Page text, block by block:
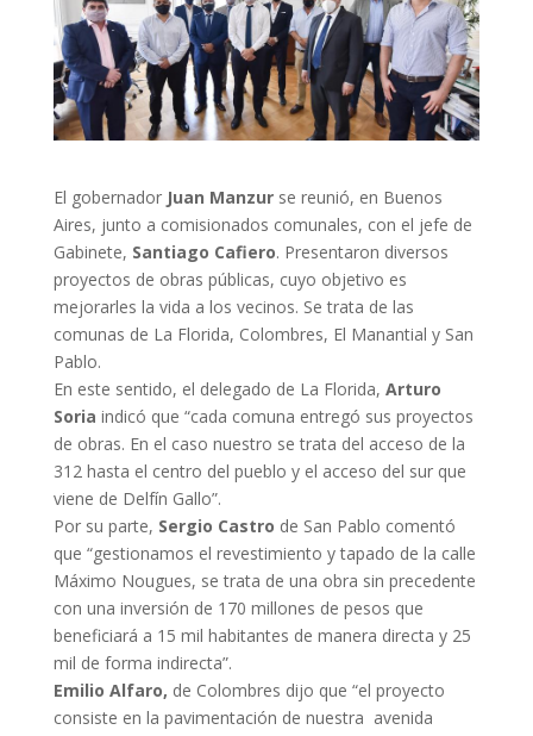
El gobernador Juan Manzur se reunió, en Buenos
Aires, junto a comisionados comunales, con el jefe de
Gabinete, Santiago Cafiero. Presentaron diversos
proyectos de obras públicas, cuyo objetivo es
mejorarles la vida a los vecinos. Se trata de las
comunas de La Florida, Colombres, El Manantial y San
Pablo.
En este sentido, el delegado de La Florida, Arturo
Soria indicó que “cada comuna entregó sus proyectos
de obras. En el caso nuestro se trata del acceso de la
312 hasta el centro del pueblo y el acceso del sur que
viene de Delfín Gallo”.
Por su parte, Sergio Castro de San Pablo comentó
que “gestionamos el revestimiento y tapado de la calle
Máximo Nougues, se trata de una obra sin precedente
con una inversión de 170 millones de pesos que
beneficiará a 15 mil habitantes de manera directa y 25
mil de forma indirecta”.
Emilio Alfaro, de Colombres dijo que “el proyecto
consiste en la pavimentación de nuestra avenida